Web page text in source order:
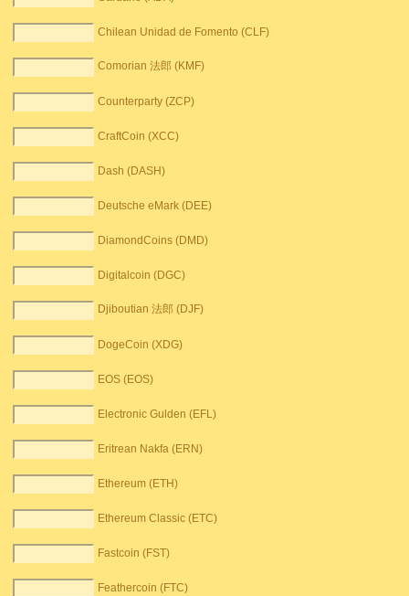
Chilean Unidad de Fomento (CLF)
Comorian 法郎 (KMF)
Counterparty (ZCP)
CraftCoin (XCC)
Dash (DASH)
Deutsche eMark (DEE)
DiamondCoins (DMD)
Digitalcoin (DGC)
Djiboutian 法郎 (DJF)
DogeCoin (XDG)
EOS (EOS)
Electronic Gulden (EFL)
Eritrean Nakfa (ERN)
Ethereum (ETH)
Ethereum Classic (ETC)
Fastcoin (FST)
Feathercoin (FTC)